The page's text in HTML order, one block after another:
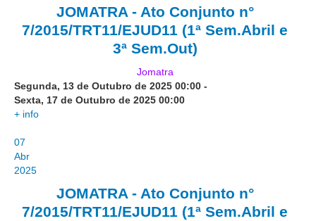
Comitê Gestor Regional do PJe
Comitê Gestor Regional do e-Gestão e de Tabelas
Processuais Unificadas
Comissão Regional de Pesquisa Judiciária e Ciência de
Dados
Comitê de Gestão de Pessoas
Comissão de Vitaliciamento
JOMATRA - Ato Conjunto n°
7/2015/TRT11/EJUD11 (1ª Sem.Abril e
3ª Sem.Out)
Jomatra
Segunda, 13 de Outubro de 2025 00:00 -
Sexta, 17 de Outubro de 2025 00:00
+ info
07
Abr
2025
JOMATRA - Ato Conjunto n°
7/2015/TRT11/EJUD11 (1ª Sem.Abril e